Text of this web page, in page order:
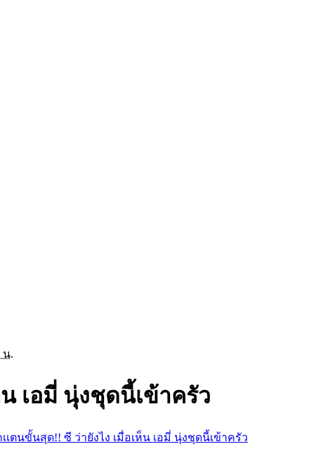
น.
เอมี่ นุ่งชุดนี้เข้าครัว
เเตนขั้นสุด!! ซี ว่ายังไง เมื่อเห็น เอมี่ นุ่งชุดนี้เข้าครัว